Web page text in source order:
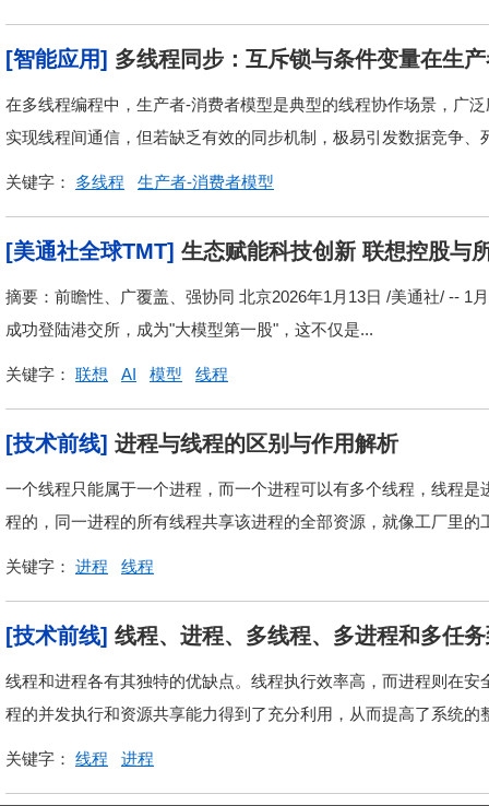
[智能应用] 多线程同步：互斥锁与条件变量在生
在多线程编程中，生产者-消费者模型是典型的线程协作场景，广
实现线程间通信，但若缺乏有效的同步机制，极易引发数据竞争
关键字： 多线程 生产者-消费者模型
[美通社全球TMT] 生态赋能科技创新 联想控股与
摘要：前瞻性、广覆盖、强协同 北京2026年1月13日 /美通社/ -- 1
成功登陆港交所，成为"大模型第一股"，这不仅是...
关键字： 联想 AI 模型 线程
[技术前线] 进程与线程的区别与作用解析
一个线程只能属于一个进程，而一个进程可以有多个线程，线程
程的，同一进程的所有线程共享该进程的全部资源，就像工厂里
关键字： 进程 线程
[技术前线] 线程、进程、多线程、多进程和多任
线程和进程各有其独特的优缺点。线程执行效率高，而进程则在
程的并发执行和资源共享能力得到了充分利用，从而提高了系统的
关键字： 线程 进程